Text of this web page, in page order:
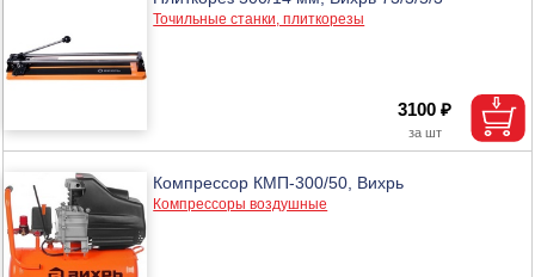
Точильные станки, плиткорезы
3100 ₽
Компрессор КМП-300/50, Вихрь
Компрессоры воздушные